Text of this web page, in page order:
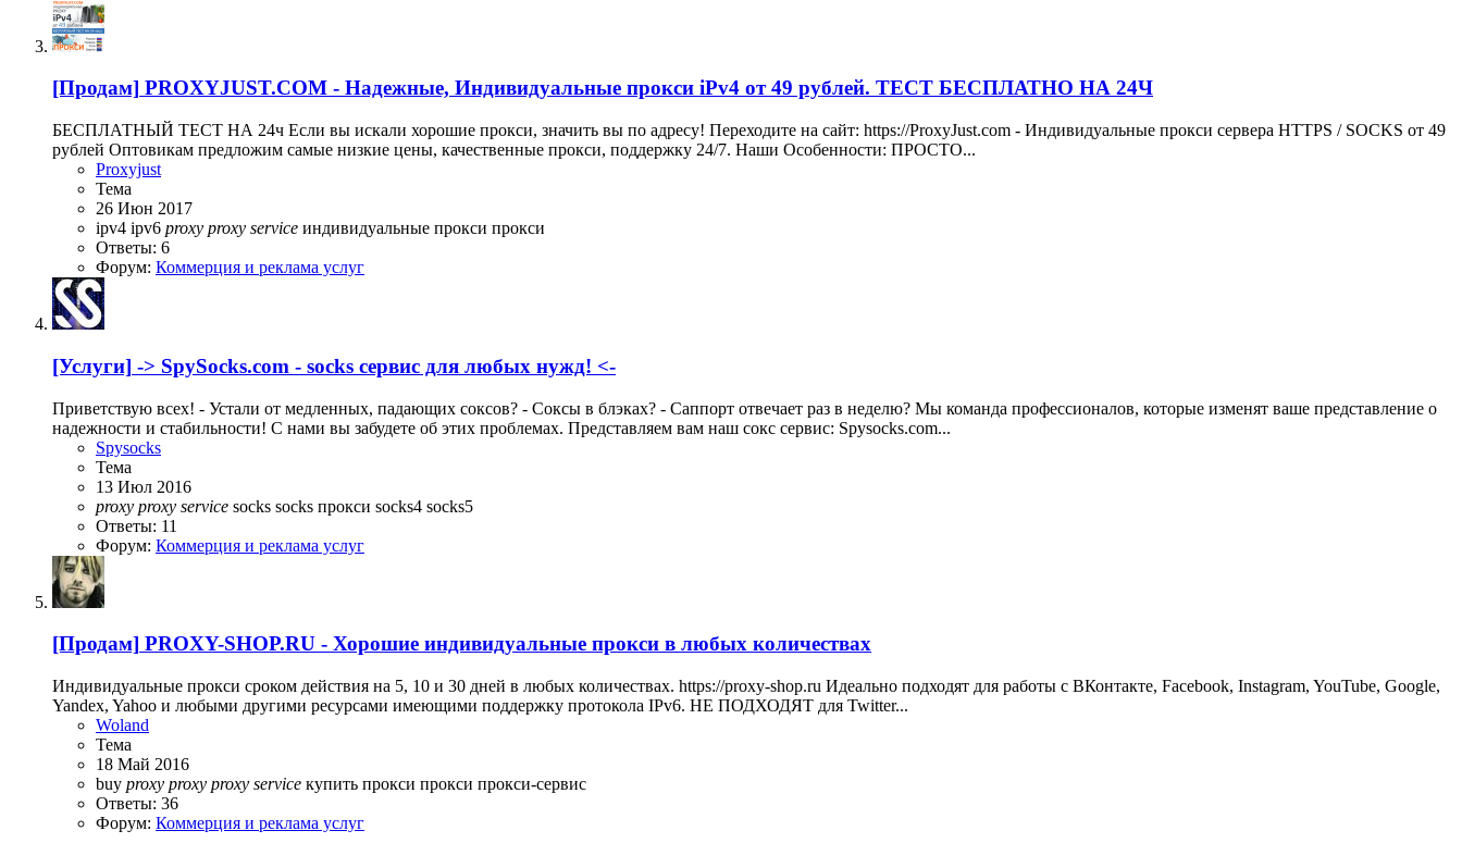
[Продам] PROXYJUST.COM - Надежные, Индивидуальные прокси iPv4 от 49 рублей. ТЕСТ БЕСПЛАТНО НА 24Ч
БЕСПЛАТНЫЙ ТЕСТ НА 24ч Если вы искали хорошие прокси, значить вы по адресу! Переходите на сайт: https://ProxyJust.com - Индивидуальные прокси сервера HTTPS / SOCKS от 49
рублей Оптовикам предложим самые низкие цены, качественные прокси, поддержку 24/7. Наши Особенности: ПРОСТО...
Proxyjust
Тема
26 Июн 2017
ipv4 ipv6 proxy proxy service индивидуальные прокси прокси
Ответы: 6
Форум: Коммерция и реклама услуг
[Услуги] -> SpySocks.com - socks сервис для любых нужд! <-
Приветствую всех! - Устали от медленных, падающих соксов? - Соксы в блэках? - Саппорт отвечает раз в неделю? Мы команда профессионалов, которые изменят ваше представление о
надежности и стабильности! С нами вы забудете об этих проблемах. Представляем вам наш сокс сервис: Spysocks.com...
Spysocks
Тема
13 Июл 2016
proxy proxy service socks socks прокси socks4 socks5
Ответы: 11
Форум: Коммерция и реклама услуг
[Продам] PROXY-SHOP.RU - Хорошие индивидуальные прокси в любых количествах
Индивидуальные прокси сроком действия на 5, 10 и 30 дней в любых количествах. https://proxy-shop.ru Идеально подходят для работы с ВКонтакте, Facebook, Instagram, YouTube, Google,
Yandex, Yahoo и любыми другими ресурсами имеющими поддержку протокола IPv6. НЕ ПОДХОДЯТ для Twitter...
Woland
Тема
18 Май 2016
buy proxy proxy proxy service купить прокси прокси прокси-сервис
Ответы: 36
Форум: Коммерция и реклама услуг